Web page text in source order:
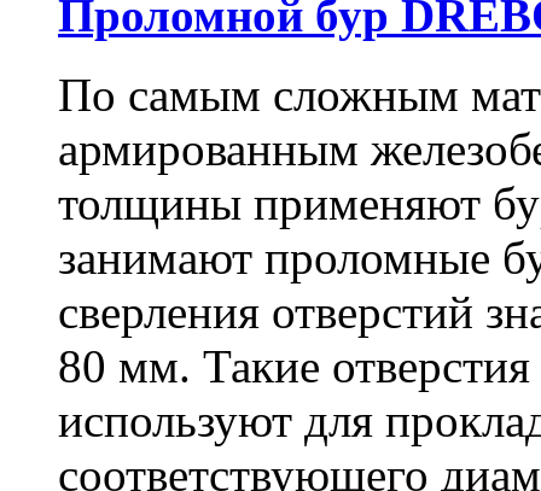
Проломной бур
По самым сложным
армированным
толщины применяют
занимают проломные
сверления отверстий
80 мм. Такие
используют для
соответствующего